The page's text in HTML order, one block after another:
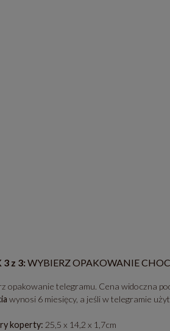
3 z 3:WYBIERZ OPAKOWANIE
opakowanie telegramu. Cena widoczna
wynosi 6 miesięcy, a jeśli w telegramie
koperty: 25,5 x 14,2 x 1,7cm